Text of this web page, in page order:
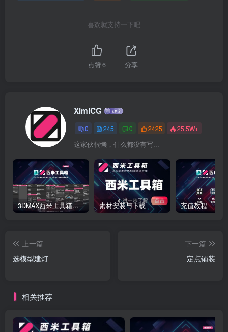
喜欢就支持一下吧
点赞6 分享
XimiCG
0 245 0 2425 25.5W+
这家伙很懒，什么都没有写...
3DMAX西米工具箱下载 素材安装与下载 充值教程
上一篇
选模型建灯
下一篇
定点铺装
相关推荐